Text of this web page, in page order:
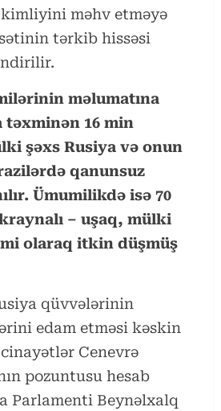
məhv etməyə
tərkib hissəsi
məlumatına
təxminən 16 min
şəxs Rusiya və onun
qanunsuz
Ümumilikdə isə 70
– uşaq, mülki
olaraq itkin düşmüş
qüvvələrinin
edam etməsi kəskin
cinayətlər Cenevrə
pozuntusu hesab
Parlamenti Beynəlxalq